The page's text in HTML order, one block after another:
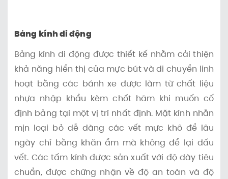
Bảng kính di động
Bảng kính di động được thiết kế nhằm cải thiện
khả năng hiển thị của mực bút và di chuyển linh
hoạt bằng các bánh xe được làm từ chất liệu
nhựa nhập khẩu kèm chốt hãm khi muốn cố
định bảng tại một vị trí nhất định. Mặt kính nhẵn
mịn loại bỏ dễ dàng các vết mực khô để lâu
ngày chỉ bằng khăn ẩm mà không để lại dấu
vết. Các tấm kính được sản xuất với độ dày tiêu
chuẩn, được chứng nhận về độ an toàn và độ